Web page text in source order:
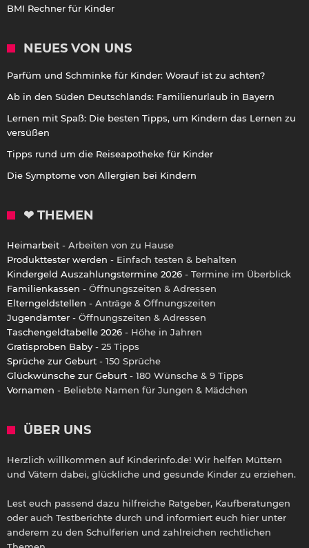
BMI Rechner für Kinder
NEUES VON UNS
Parfüm und Schminke für Kinder: Worauf ist zu achten?
Ab in den Süden Deutschlands: Familienurlaub in Bayern
Lernen mit Spaß: Die besten Tipps, um Kindern das Lernen zu
versüßen
Tipps rund um die Reiseapotheke für Kinder
Die Symptome von Allergien bei Kindern
❤ THEMEN
Heimarbeit - Arbeiten von zu Hause
Produkttester werden - Einfach testen & behalten
Kindergeld Auszahlungstermine 2026 - Termine im Überblick
Familienkassen - Öffnungszeiten & Adressen
Elterngeldstellen - Anträge & Öffnungszeiten
Jugendämter - Öffnungszeiten & Adressen
Taschengeldtabelle 2026 - Höhe in Jahren
Gratisproben Baby - 25 Tipps
Sprüche zur Geburt - 150 Sprüche
Glückwünsche zur Geburt - 180 Wünsche & 9 Tipps
Vornamen - Beliebte Namen für Jungen & Mädchen
ÜBER UNS
Herzlich willkommen auf Kinderinfo.de! Wir helfen Müttern
und Vätern dabei, glückliche und gesunde Kinder zu erziehen.
Lest euch passend dazu hilfreiche Ratgeber, Kaufberatungen
oder auch Testberichte durch und informiert euch hier unter
anderem zu den Schulferien und zahlreichen rechtlichen